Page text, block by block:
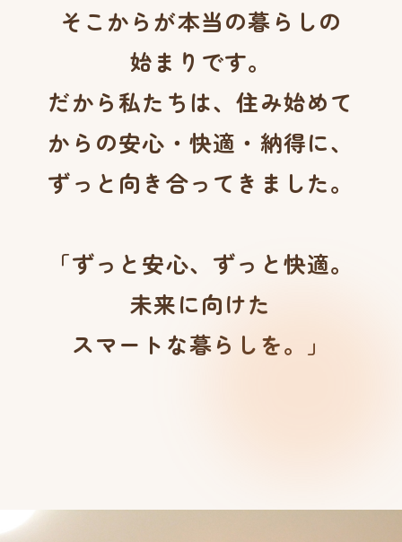
そこからが本当の暮らしの
始まりです。
だから私たちは、住み始めて
からの安心・快適・納得に、
ずっと向き合ってきました。
「ずっと安心、ずっと快適。
未来に向けた
スマートな暮らしを。」